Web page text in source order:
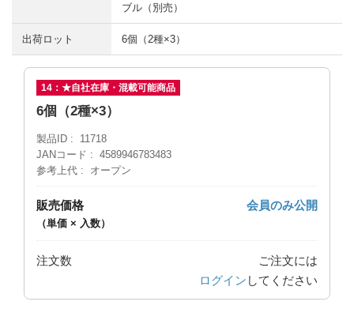
ブル（別売）
出荷ロット 6個（2種×3）
14：★自社在庫・混載可能商品
6個（2種×3）
製品ID
11718
JANコード
4589946783483
参考上代
オープン
販売価格
（単価 × 入数）
会員のみ公開
注文数
ご注文には
ログイン してください